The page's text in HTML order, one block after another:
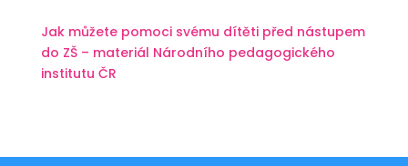
Jak můžete pomoci svému dítěti před nástupem
do ZŠ – materiál Národního pedagogického
institutu ČR